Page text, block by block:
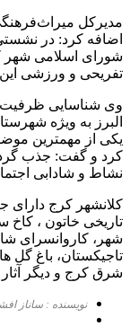
مدیرکل
اضافه کرد: در
شورای اسلامی شهر
تفریحی و ورزشی
وی شناسایی
البرز به ویژه
یکی از مهمترین
کرد و گفت: جذب
نشاط و شادابی
کلانشهر کرج دارای
تاریخی خاتون ، کاخ
شهر، کاروانسرای
تاجیکستان، باغ
شرق کرج و دیگر
نویسنده : ساناز